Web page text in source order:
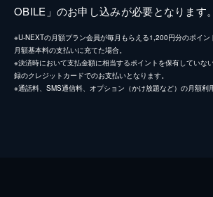
OBILE」のお申し込みが必要となります。
※U-NEXTの月額プラン会員が毎月もらえる1,200円分のポイ
月額基本料の支払いに充てた場合。
※決済時において支払金額に相当するポイントを保有していな
録のクレジットカードでのお支払いとなります。
※通話料、SMS通信料、オプション（かけ放題など）の月額利